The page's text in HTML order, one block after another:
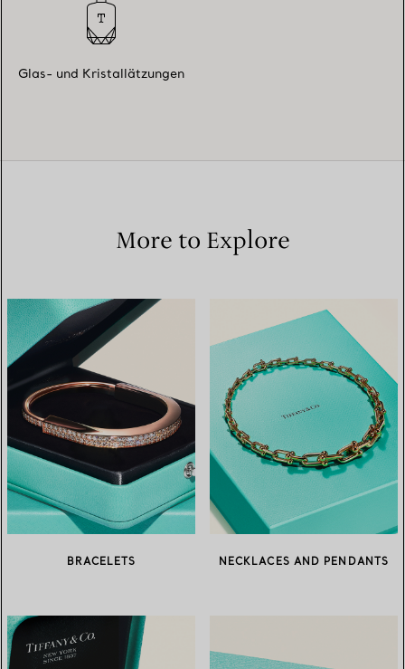
Glas- und Kristallätzungen
More to Explore
BRACELETS NECKLACES AND PENDANTS